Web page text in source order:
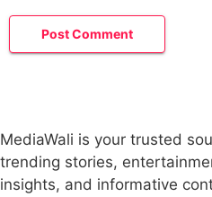
MediaWali is your trusted
trending stories,
insights, and informative